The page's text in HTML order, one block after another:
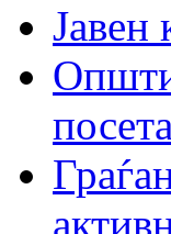
Јавен